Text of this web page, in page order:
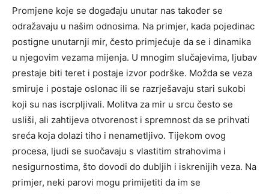
Promjene koje se događaju unutar nas također se
odražavaju u našim odnosima. Na primjer, kada pojedinac
postigne unutarnji mir, često primjećuje da se i dinamika
u njegovim vezama mijenja. U mnogim slučajevima, ljubav
prestaje biti teret i postaje izvor podrške. Možda se veza
smiruje i postaje oslonac ili se razrješavaju stari sukobi
koji su nas iscrpljivali. Molitva za mir u srcu često se
usliši, ali zahtijeva otvorenost i spremnost da se prihvati
sreća koja dolazi tiho i nenametljivo. Tijekom ovog
procesa, ljudi se suočavaju s vlastitim strahovima i
nesigurnostima, što dovodi do dubljih i iskrenijih veza. Na
primjer, neki parovi mogu primijetiti da im se